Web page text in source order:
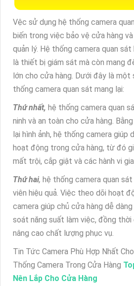
Vệc sử dụng hệ thống camera
biến trong việc bảo vệ cửa hàng
quản lý. Hệ thống camera quan
là thiết bị giám sát mà còn mang
lớn cho cửa hàng. Dưới đây là một
thống camera quan sát mang lại:
Thứ nhất, hệ thống camera quan
ninh và an toàn cho cửa hàng.
lại hình ảnh, hệ thống camera giúp
hoạt động trong cửa hàng, từ đó
mất trội, cắp giật và các hành vi
Thứ hai, hệ thống camera quan
viên hiệu quả. Việc theo dõi hoạt
camera giúp chủ cửa hàng dễ
soát năng suất làm việc, đồng thời
nâng cao chất lượng phục vụ.
Tin Tức Camera Phù Hợp Nhất
Thống Camera Trong Cửa Hàng
Nên Lắp Cho Cửa Hàng